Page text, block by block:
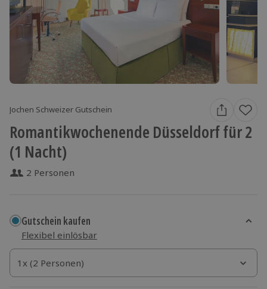
Jochen Schweizer Gutschein
Romantikwochenende Düsseldorf für 2
(1 Nacht)
2 Personen
Gutschein kaufen
Flexibel einlösbar
1x (2 Personen)
1x (2 Personen)
1x (2 Personen)